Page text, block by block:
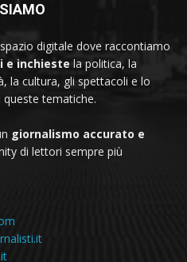
digitale dove raccontiamo
e inchieste la politica, la
la cultura, gli spettacoli e lo
tematiche.
giornalismo accurato e
di lettori sempre più